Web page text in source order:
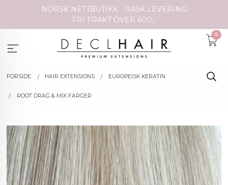
NORSK NETTBUTIKK
RASK LEVERING
FRI FRAKT OVER 600,-
0
FORSIDE HAIR EXTENSIONS EUROPEISK KERATIN
ROOT DRAG & MIX FARGER